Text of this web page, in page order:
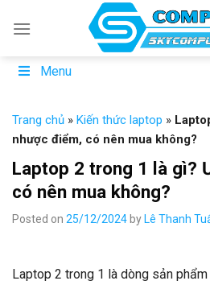
Menu
Trang chủ » Kiến thức laptop »
nhược điểm, có nên mua không?
Laptop 2 trong 1 là gì?
có nên mua không?
Posted on 25/12/2024 by Lê Thanh
Laptop 2 trong 1 là dòng sản